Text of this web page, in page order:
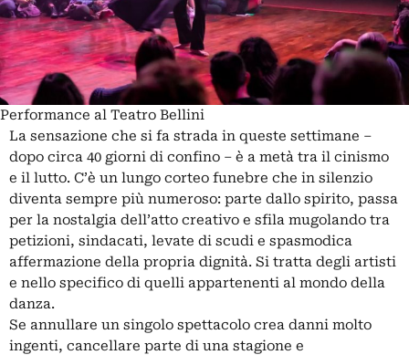
Performance al Teatro Bellini
La sensazione che si fa strada in queste settimane ‒
dopo circa 40 giorni di confino ‒ è a metà tra il cinismo
e il lutto. C’è un lungo corteo funebre che in silenzio
diventa sempre più numeroso: parte dallo spirito, passa
per la nostalgia dell’atto creativo e sfila mugolando tra
petizioni, sindacati, levate di scudi e spasmodica
affermazione della propria dignità. Si tratta degli artisti
e nello specifico di quelli appartenenti al mondo della
danza.
Se annullare un singolo spettacolo crea danni molto
ingenti, cancellare parte di una stagione e